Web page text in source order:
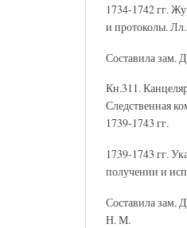
1734-1742 гг.
и протоколы.
Составила зам.
Кн.311.
Следственная
1739-1743 гг.
1739-1743 гг.
получении и
Составила зам.
Н. М.